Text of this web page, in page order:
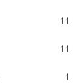
11
11
1